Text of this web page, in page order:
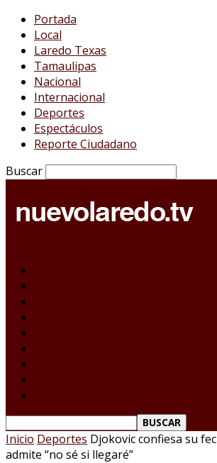
Portada
Local
Laredo Texas
Tamaulipas
Nacional
Internacional
Deportes
Espectáculos
Reporte Ciudadano
Buscar
Inicio Deportes Djokovic confiesa su
admite “no sé si llegaré”